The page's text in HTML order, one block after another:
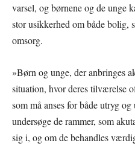
varsel, og børnene og de unge
stor usikkerhed om både bolig,
omsorg.
»Børn og unge, der anbringes
situation, hvor deres tilværelse
som må anses for både utryg
undersøge de rammer, som
sig i, og om de behandles